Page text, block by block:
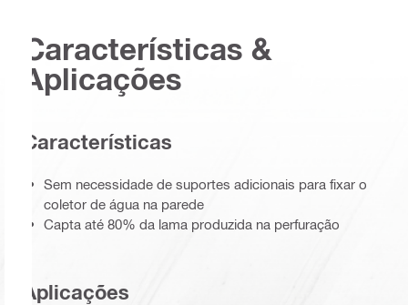
Características &
Aplicações
Características
Sem necessidade de suportes adicionais para fixar o
coletor de água na parede
Capta até 80% da lama produzida na perfuração
Aplicações